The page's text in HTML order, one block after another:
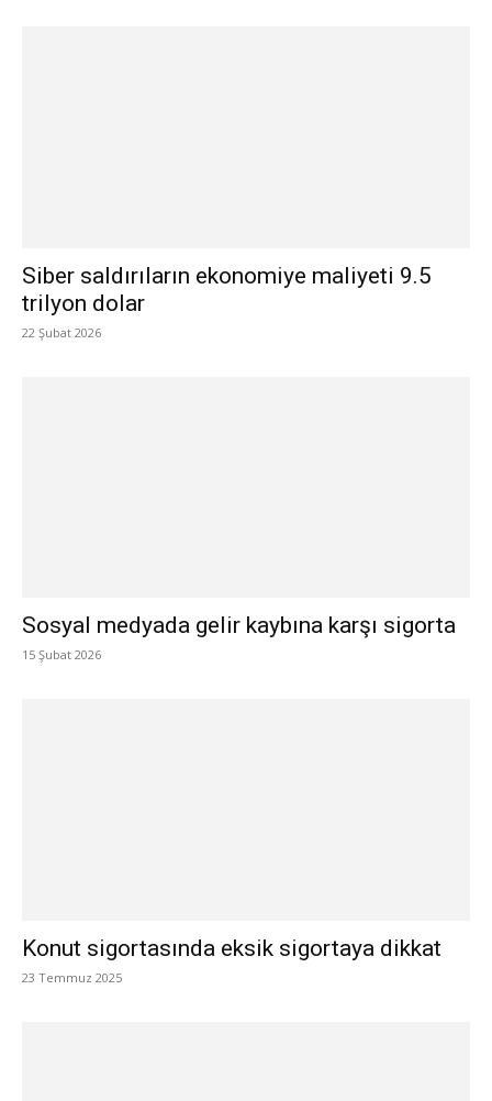
Siber saldırıların ekonomiye maliyeti 9.5
trilyon dolar
22 Şubat 2026
Sosyal medyada gelir kaybına karşı sigorta
15 Şubat 2026
Konut sigortasında eksik sigortaya dikkat
23 Temmuz 2025